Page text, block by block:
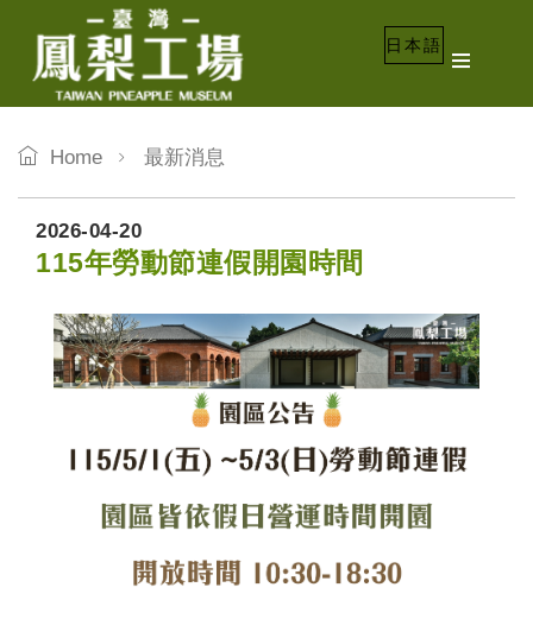
日本語
Home 最新消息
2026-04-20
115年勞動節連假開園時間